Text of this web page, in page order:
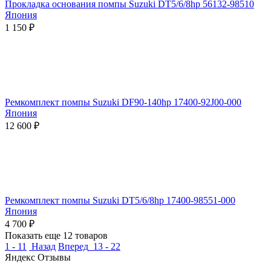
Прокладка основания помпы Suzuki DT5/6/8hp 56132-98510
Япония
1 150 ₽
Ремкомплект помпы Suzuki DF90-140hp 17400-92J00-000
Япония
12 600 ₽
Ремкомплект помпы Suzuki DT5/6/8hp 17400-98551-000
Япония
4 700 ₽
Показать еще 12 товаров
1 - 11
Назад Вперед 13 - 22
Яндекс Отзывы